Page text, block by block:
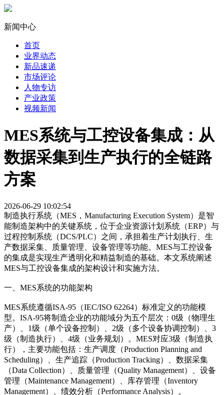
新闻中心
首页
业界动态
新品速递
市场评论
人物专访
产业政策
视频新闻
MES系统与工控设备集成：从
数据采集到生产执行的全链路
方案
2026-06-29 10:02:54
制造执行系统（MES，Manufacturing Execution System）是智
能制造架构中的关键系统，位于企业资源计划系统（ERP）与
过程控制系统（DCS/PLC）之间，承担着生产计划执行、生
产数据采集、质量管理、设备管理等功能。MES与工控设备
的集成是实现生产透明化和精益制造的基础。本文系统阐述
MES与工控设备集成的架构设计和实施方法。
一、MES系统的功能架构
MES系统遵循ISA-95（IEC/ISO 62264）标准定义的功能模
型。ISA-95将制造企业的功能域分为五个层次：0级（物理生
产）、1级（单个设备控制）、2级（多个设备协调控制）、3
级（制造执行）、4级（业务规划）。MES对应3级（制造执
行），主要功能包括：生产调度（Production Planning and
Scheduling）、生产追踪（Production Tracking）、数据采集
（Data Collection）、质量管理（Quality Management）、设备
管理（Maintenance Management）、库存管理（Inventory
Management）、绩效分析（Performance Analysis）。